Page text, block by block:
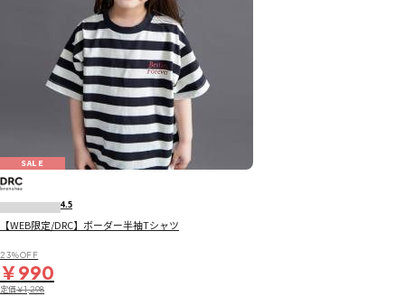
SALE
4.5
【WEB限定/DRC】ボーダー半袖Tシャツ
23％OFF
￥990
定価￥1,298